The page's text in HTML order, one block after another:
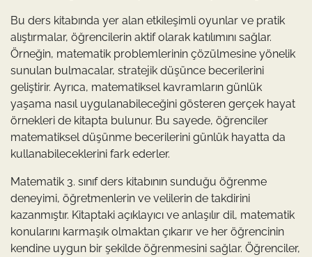
Bu ders kitabında yer alan etkileşimli oyunlar ve pratik
alıştırmalar, öğrencilerin aktif olarak katılımını sağlar.
Örneğin, matematik problemlerinin çözülmesine yönelik
sunulan bulmacalar, stratejik düşünce becerilerini
geliştirir. Ayrıca, matematiksel kavramların günlük
yaşama nasıl uygulanabileceğini gösteren gerçek hayat
örnekleri de kitapta bulunur. Bu sayede, öğrenciler
matematiksel düşünme becerilerini günlük hayatta da
kullanabileceklerini fark ederler.
Matematik 3. sınıf ders kitabının sunduğu öğrenme
deneyimi, öğretmenlerin ve velilerin de takdirini
kazanmıştır. Kitaptaki açıklayıcı ve anlaşılır dil, matematik
konularını karmaşık olmaktan çıkarır ve her öğrencinin
kendine uygun bir şekilde öğrenmesini sağlar. Öğrenciler,